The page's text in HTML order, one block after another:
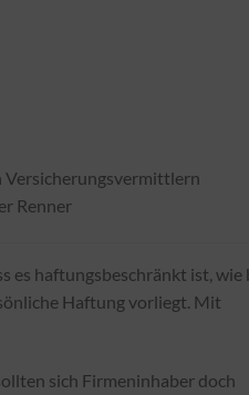
Versicherungsvermittlern
Renner
es haftungsbeschränkt ist, wie
Haftung vorliegt. Mit
sich Firmeninhaber doch